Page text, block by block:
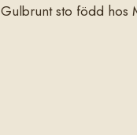
sto född hos